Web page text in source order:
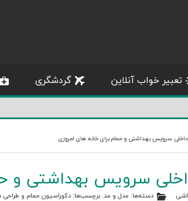
تعبیر خواب آنلاین گردشگری
داخلی سرویس بهداشتی و حمام برای خانه های امروزی
سرویس بهداشتی و
دسته‌ها: مدل و مد. برچسب‌ها:دکوراسیون حمام و